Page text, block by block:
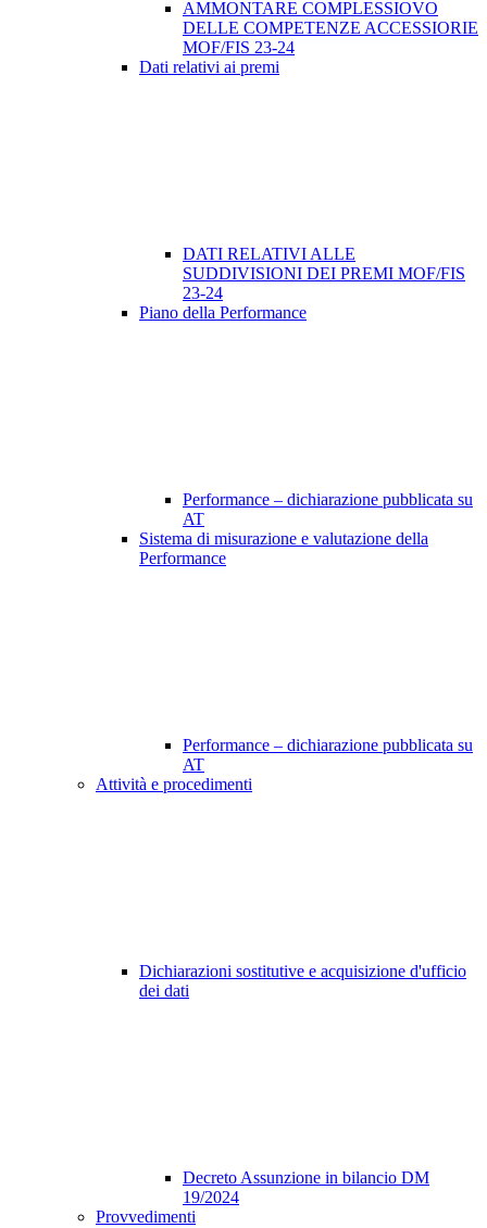
AMMONTARE COMPLESSIOVO
DELLE COMPETENZE ACCESSIORIE
MOF/FIS 23-24
Dati relativi ai premi
DATI RELATIVI ALLE
SUDDIVISIONI DEI PREMI MOF/FIS
23-24
Piano della Performance
Performance – dichiarazione pubblicata su
AT
Sistema di misurazione e valutazione della
Performance
Performance – dichiarazione pubblicata su
AT
Attività e procedimenti
Dichiarazioni sostitutive e acquisizione d'ufficio
dei dati
Decreto Assunzione in bilancio DM
19/2024
Provvedimenti